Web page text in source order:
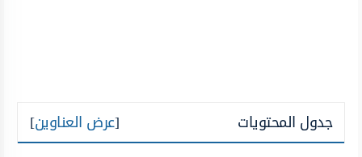
جدول المحتويات [عرض العناوين]